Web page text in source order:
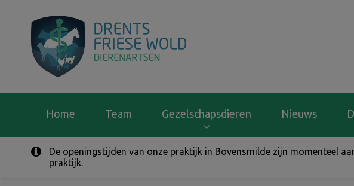
Home Team Gezelschapsdieren Nieuws
ZoekDe openingstijden van onze praktijk in Bovensmilde zijn momenteel
praktijk.